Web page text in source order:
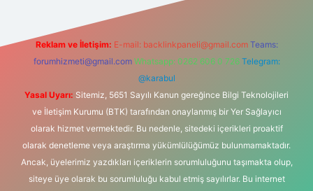
Reklam ve İletişim: E-mail: backlinkpaneli@gmail.com Teams:
forumhizmeti@gmail.com Whatsapp: 0262 606 0 726 Telegram:
@karabul
Yasal Uyarı: Sitemiz, 5651 Sayılı Kanun gereğince Bilgi Teknolojileri
ve İletişim Kurumu (BTK) tarafından onaylanmış bir Yer Sağlayıcı
olarak hizmet vermektedir. Bu nedenle, sitedeki içerikleri proaktif
olarak denetleme veya araştırma yükümlülüğümüz bulunmamaktadır.
Ancak, üyelerimiz yazdıkları içeriklerin sorumluluğunu taşımakta olup,
siteye üye olarak bu sorumluluğu kabul etmiş sayılırlar. Bu internet